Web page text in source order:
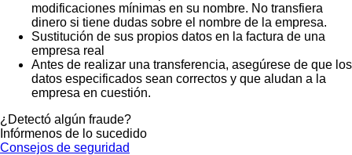
modificaciones mínimas en su nombre. No transfiera
dinero si tiene dudas sobre el nombre de la empresa.
Sustitución de sus propios datos en la factura de una
empresa real
Antes de realizar una transferencia, asegúrese de que los
datos especificados sean correctos y que aludan a la
empresa en cuestión.
¿Detectó algún fraude?
Infórmenos de lo sucedido
Consejos de seguridad